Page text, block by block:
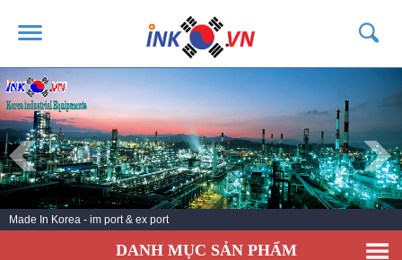
TRANG CHỦ
GIỚI THIỆU
SẢN PHẨM
DỊCH VỤ
TIN TỨC
Made In Korea - im port & ex port
DANH MỤC SẢN PHẨM